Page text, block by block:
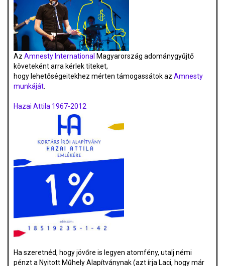
Az Amnesty International Magyarország adománygyűjtő
követeként arra kérlek titeket,
hogy lehetőségeitekhez mérten támogassátok az Amnesty
munkáját.
Hazai Attila 1967-2012
Ha szeretnéd, hogy jövőre is legyen atomfény, utalj némi
pénzt a Nyitott Műhely Alapítványnak (azt írja Laci, hogy már